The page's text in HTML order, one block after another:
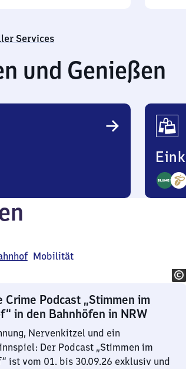
Services
und Genießen
14
Mobilität
Crime Podcast „Stimmen im
in den Bahnhöfen in NRW
Nervenkitzel und ein
Der Podcast „Stimmen im
ist vom 01. bis 30.09.26 exklusiv und